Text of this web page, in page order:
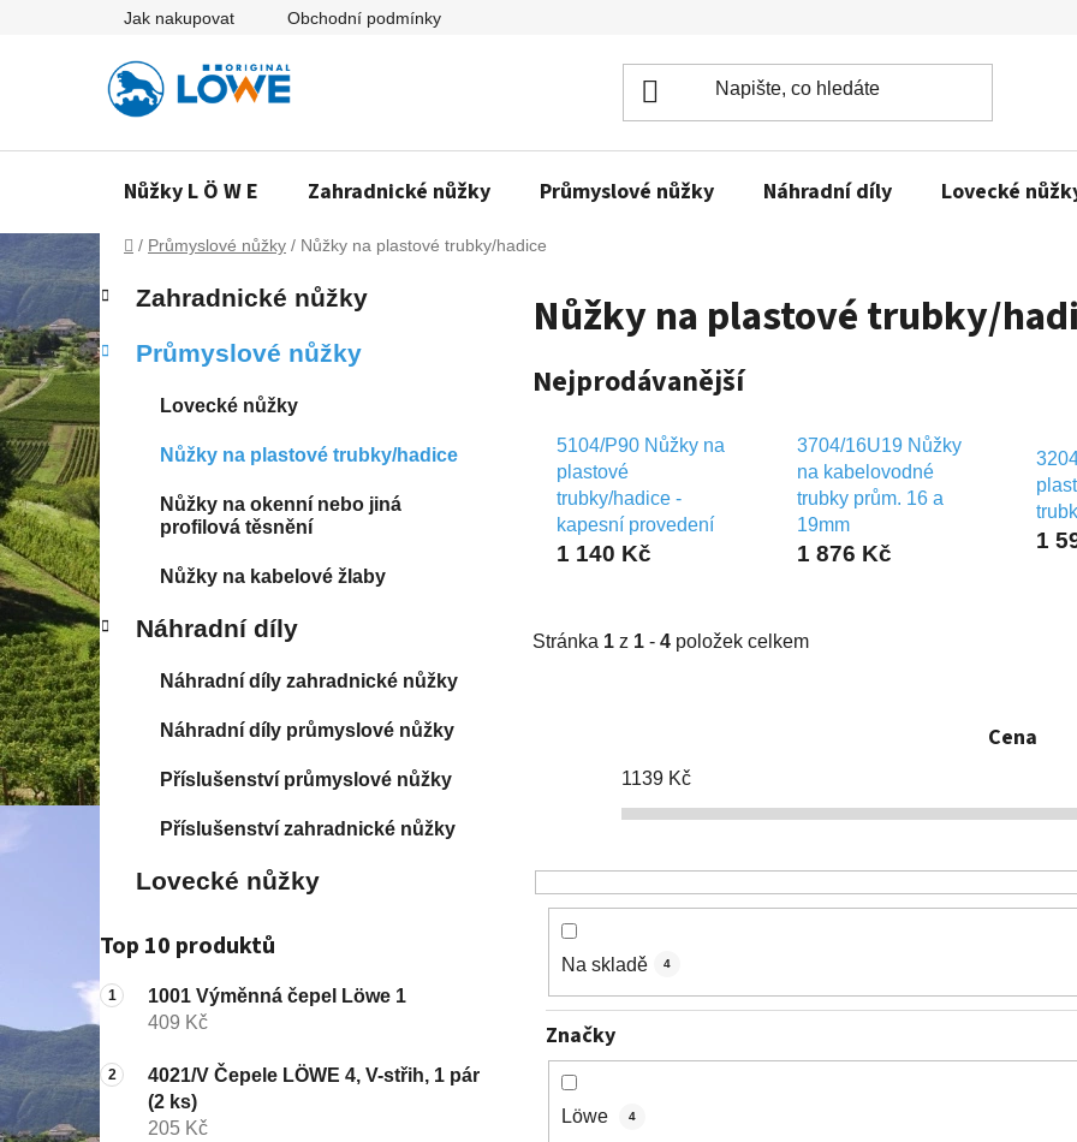
Jak nakupovat Obchodní podmínky
Nůžky L Ö W E Zahradnické nůžky Průmyslové nůžky Náhradní díly Lovecké
Domů
/ Průmyslové nůžky / Nůžky na plastové trubky/hadice
P
o
s
t
r
a
n
n
í
p
a
n
e
l
Přeskočit
kategorie
K
a
t
e
g
o
r
i
e
Zahradnické nůžky
Průmyslové nůžky
Lovecké nůžky
Nůžky na plastové trubky/hadice
Nůžky na okenní nebo jiná
profilová těsnění
Nůžky na kabelové žlaby
Náhradní díly
Náhradní díly zahradnické nůžky
Náhradní díly průmyslové nůžky
Příslušenství průmyslové nůžky
Příslušenství zahradnické nůžky
Lovecké nůžky
Top 10 produktů
1001 Výměnná čepel Löwe 1
409 Kč
4021/V Čepele LÖWE 4, V-střih, 1 pár
(2 ks)
205 Kč
Nůžky na plastové trubky/
Nejprodávanější
5104/P90 Nůžky na
plastové
trubky/hadice -
kapesní provedení
1 140 Kč
3704/16U19 Nůžky
na kabelovodné
trubky prům. 16 a
19mm
1 876 Kč
1
Stránka 1 z 1 - 4 položek celkem
Cena
1139 Kč
Na skladě 4
Značky
Lӧwe 4